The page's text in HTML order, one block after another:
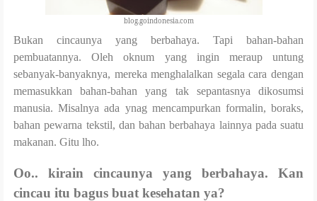
blog.goindonesia.com
Bukan cincaunya yang berbahaya. Tapi bahan-bahan
pembuatannya. Oleh oknum yang ingin meraup untung
sebanyak-banyaknya, mereka menghalalkan segala cara dengan
memasukkan bahan-bahan yang tak sepantasnya dikosumsi
manusia. Misalnya ada ynag mencampurkan formalin, boraks,
bahan pewarna tekstil, dan bahan berbahaya lainnya pada suatu
makanan. Gitu lho.
Oo.. kirain cincaunya yang berbahaya. Kan
cincau itu bagus buat kesehatan ya?